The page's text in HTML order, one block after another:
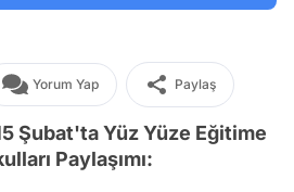
Yorum Yap Paylaş
Şubat'ta Yüz Yüze Eğitime
Paylaşımı: